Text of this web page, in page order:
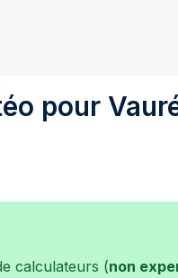
pour
calculateurs (non